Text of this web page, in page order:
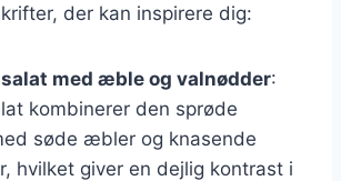
der kan inspirere dig:
med æble og valnødder:
kombinerer den sprøde
søde æbler og knasende
hvilket giver en dejlig kontrast i